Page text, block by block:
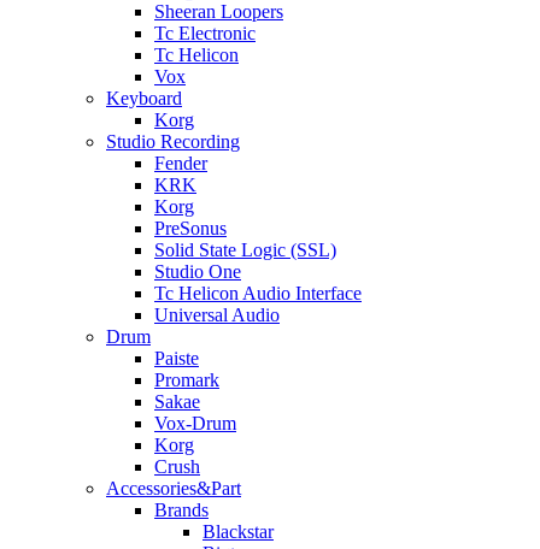
Sheeran Loopers
Tc Electronic
Tc Helicon
Vox
Keyboard
Korg
Studio Recording
Fender
KRK
Korg
PreSonus
Solid State Logic (SSL)
Studio One
Tc Helicon Audio Interface
Universal Audio
Drum
Paiste
Promark
Sakae
Vox-Drum
Korg
Crush
Accessories&Part
Brands
Blackstar